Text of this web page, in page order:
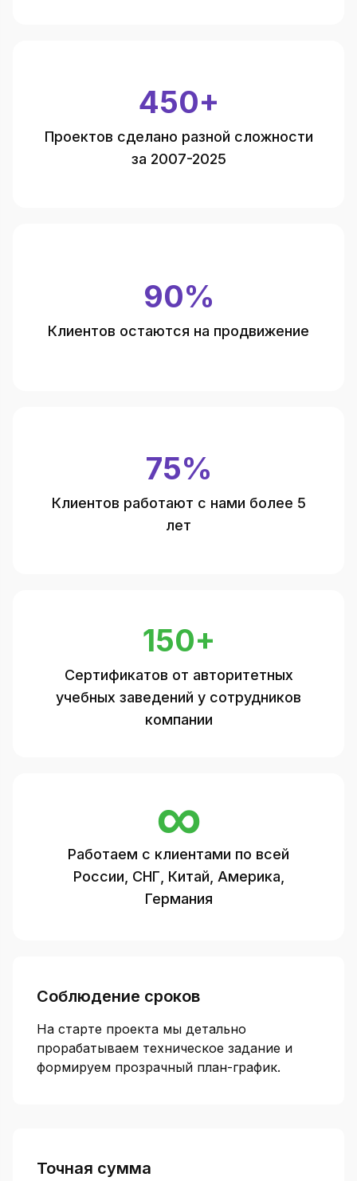
450+
Проектов сделано разной сложности
за 2007-2025
90%
Клиентов остаются на продвижение
75%
Клиентов работают с нами более 5
лет
150+
Сертификатов от авторитетных
учебных заведений у сотрудников
компании
∞
Работаем с клиентами по всей
России, СНГ, Китай, Америка,
Германия
Соблюдение сроков
На старте проекта мы детально
прорабатываем техническое задание и
формируем прозрачный план-график.
Точная сумма